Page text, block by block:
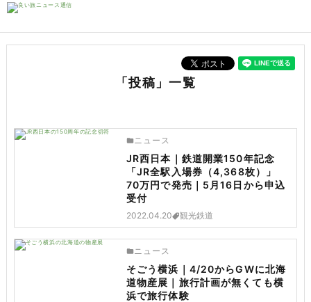
「投稿」一覧
ニュース
JR西日本｜鉄道開業150年記念
「JR全駅入場券（4,368枚）」
70万円で発売｜5月16日から申込
受付
2022.04.20 観光鉄道
ニュース
そごう横浜｜4/20からGWに北海
道物産展｜旅行計画が無くても横
浜で旅行体験